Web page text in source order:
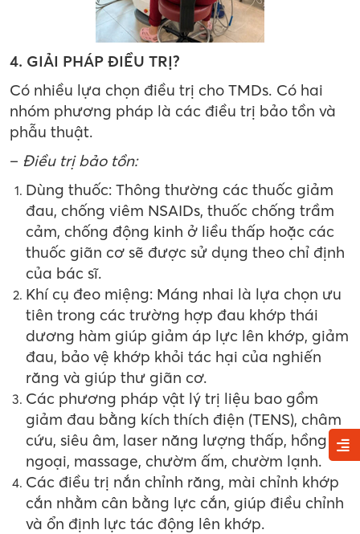
4. GIẢI PHÁP ĐIỀU TRỊ?
Có nhiều lựa chọn điều trị cho TMDs. Có hai
nhóm phương pháp là các điều trị bảo tồn và
phẫu thuật.
– Điều trị bảo tồn:
Dùng thuốc: Thông thường các thuốc giảm
đau, chống viêm NSAIDs, thuốc chống trầm
cảm, chống động kinh ở liều thấp hoặc các
thuốc giãn cơ sẽ được sử dụng theo chỉ định
của bác sĩ.
Khí cụ đeo miệng: Máng nhai là lựa chọn ưu
tiên trong các trường hợp đau khớp thái
dương hàm giúp giảm áp lực lên khớp, giảm
đau, bảo vệ khớp khỏi tác hại của nghiến
răng và giúp thư giãn cơ.
Các phương pháp vật lý trị liệu bao gồm
giảm đau bằng kích thích điện (TENS), châm
cứu, siêu âm, laser năng lượng thấp, hồng
ngoại, massage, chườm ấm, chườm lạnh.
Các điều trị nắn chỉnh răng, mài chỉnh khớp
cắn nhằm cân bằng lực cắn, giúp điều chỉnh
và ổn định lực tác động lên khớp.